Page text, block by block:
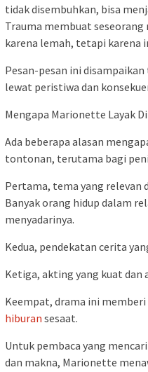
tidak disembuhkan, bisa
Trauma membuat
karena lemah, tetapi karena
Pesan-pesan ini
lewat peristiwa dan
Mengapa Marionette Layak
Ada beberapa alasan
tontonan, terutama bagi
Pertama, tema yang relevan
Banyak orang hidup dalam
menyadarinya.
Kedua, pendekatan cerita
Ketiga, akting yang kuat dan
Keempat, drama ini
hiburan sesaat.
Untuk pembaca yang
dan makna, Marionette